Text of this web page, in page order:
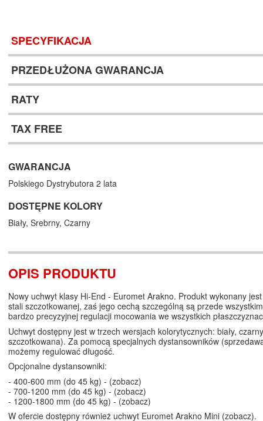
SPECYFIKACJA
PRZEDŁUŻONA GWARANCJA
RATY
TAX FREE
GWARANCJA
Polskiego Dystrybutora 2 lata
DOSTĘPNE KOLORY
Biały, Srebrny, Czarny
OPIS PRODUKTU
Nowy uchwyt klasy Hi-End - Euromet Arakno. Produkt wykonany jest
stali szczotkowanej, zaś jego cechą szczególną są przede
bardzo precyzyjnej regulacji mocowania we wszystkich
Uchwyt dostępny jest w trzech wersjach kolorytycznych: biały,
szczotkowana). Za pomocą specjalnych dystansowników
możemy regulować długość.
Opcjonalne dystansowniki:
- 400-600 mm (do 45 kg) - (zobacz)
- 700-1200 mm (do 45 kg) - (zobacz)
- 1200-1800 mm (do 45 kg) - (zobacz)
W ofercie dostępny również uchwyt Euromet Arakno Mini (zobacz).